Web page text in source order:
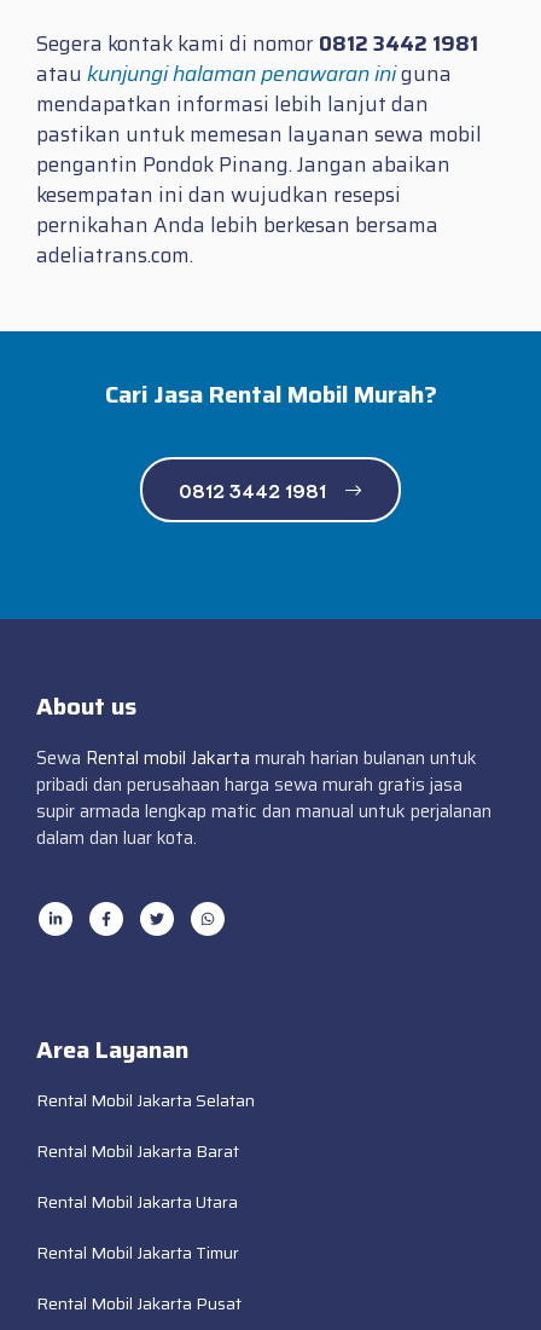
Segera kontak kami di nomor0812 3442 1981
atau kunjungi halaman penawaran iniguna
mendapatkan informasi lebih lanjut dan
pastikan untuk memesan layanan sewa mobil
pengantin Pondok Pinang. Jangan abaikan
kesempatan ini dan wujudkan resepsi
pernikahan Anda lebih berkesan bersama
adeliatrans.com.
Cari Jasa Rental Mobil Murah?
0812 3442 1981
About us
Sewa Rental mobil Jakarta murah harian bulanan untuk
pribadi dan perusahaan harga sewa murah gratis jasa
supir armada lengkap matic dan manual untuk perjalanan
dalam dan luar kota.
Area Layanan
Rental Mobil Jakarta Selatan
Rental Mobil Jakarta Barat
Rental Mobil Jakarta Utara
Rental Mobil Jakarta Timur
Rental Mobil Jakarta Pusat